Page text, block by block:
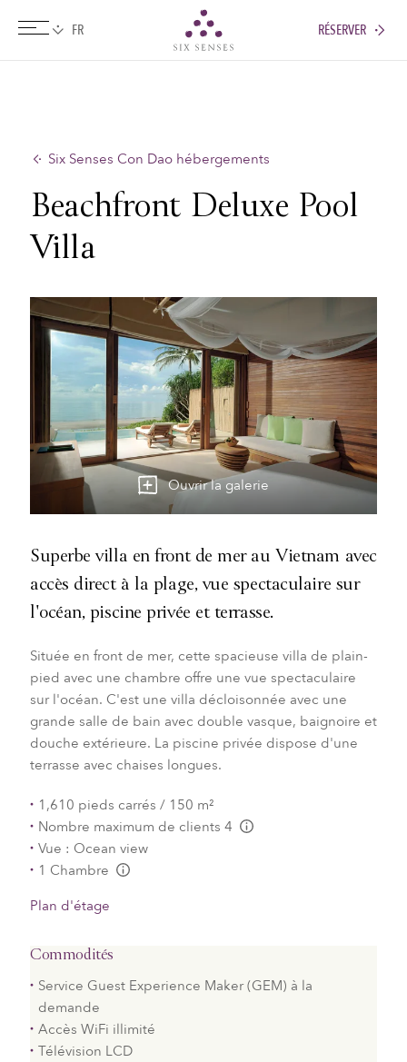
RÉSERVER
Six Senses Con Dao hébergements
Beachfront Deluxe Pool
Villa
Ouvrir la galerie
Superbe villa en front de mer au Vietnam avec
accès direct à la plage, vue spectaculaire sur
l'océan, piscine privée et terrasse.
Située en front de mer, cette spacieuse villa de plain-
pied avec une chambre offre une vue spectaculaire
sur l'océan. C'est une villa décloisonnée avec une
grande salle de bain avec double vasque, baignoire et
douche extérieure. La piscine privée dispose d'une
terrasse avec chaises longues.
1,610 pieds carrés / 150 m²
Nombre maximum de clients 4
Vue : Ocean view
1 Chambre
Plan d'étage
Commodités
Service Guest Experience Maker (GEM) à la
demande
Accès WiFi illimité
Télévision LCD